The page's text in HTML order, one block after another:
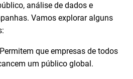
análise de dados e
Vamos explorar alguns
Permitem que empresas de todos
um público global.